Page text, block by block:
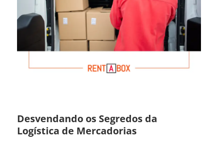
Desvendando os Segredos da
Logística de Mercadorias